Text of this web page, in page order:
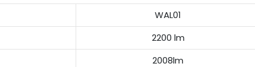
WAL01
2200 lm
2008lm